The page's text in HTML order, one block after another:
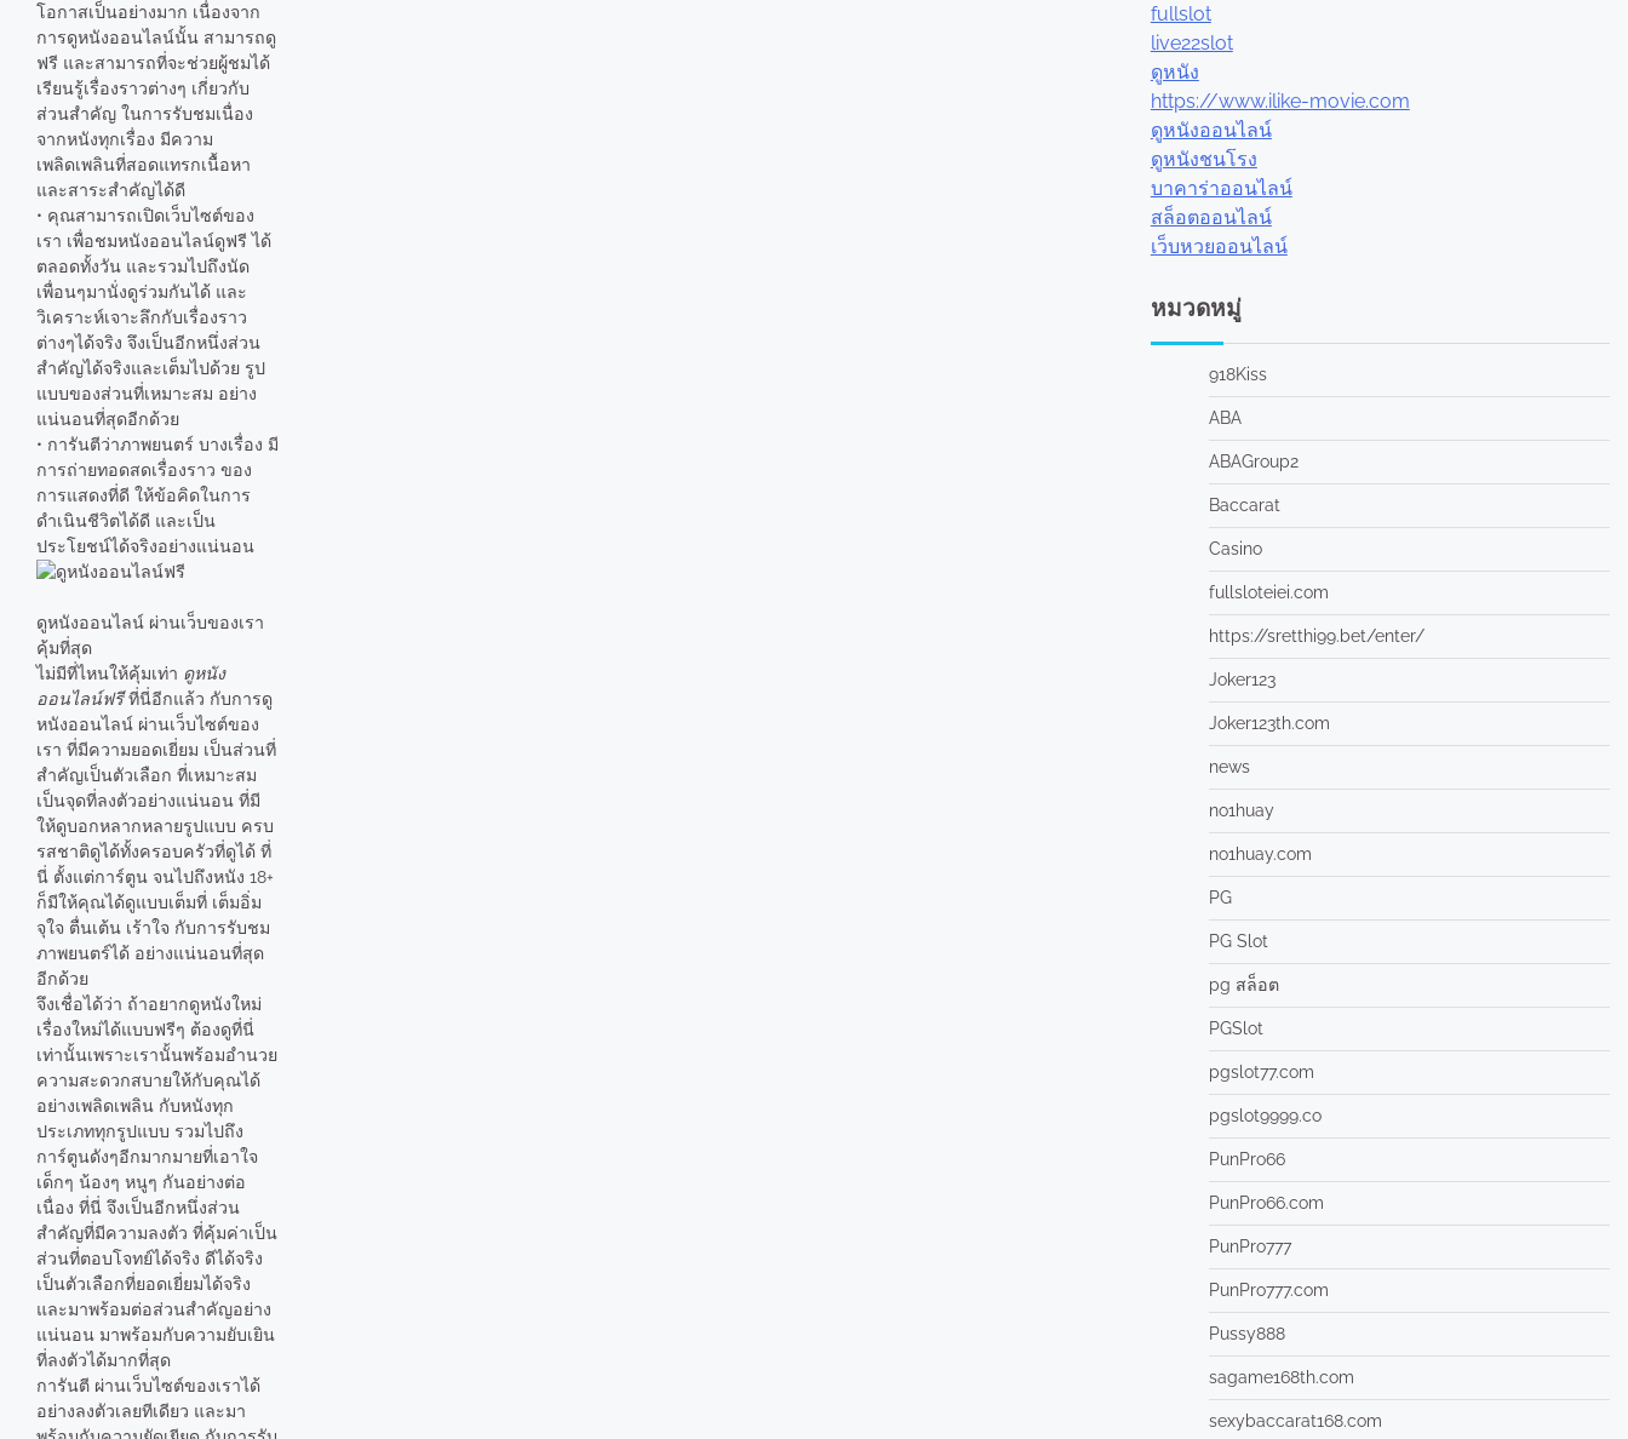
โอกาสเป็นอย่างมาก เนื่องจาก
การดูหนังออนไลน์นั้น สามารถดู
ฟรี และสามารถที่จะช่วยผู้ชมได้
เรียนรู้เรื่องราวต่างๆ เกี่ยวกับ
ส่วนสำคัญ ในการรับชมเนื่อง
จากหนังทุกเรื่อง มีความ
เพลิดเพลินที่สอดแทรกเนื้อหา
และสาระสำคัญได้ดี
• คุณสามารถเปิดเว็บไซต์ของ
เรา เพื่อชมหนังออนไลน์ดูฟรี ได้
ตลอดทั้งวัน และรวมไปถึงนัด
เพื่อนๆมานั่งดูร่วมกันได้ และ
วิเคราะห์เจาะลึกกับเรื่องราว
ต่างๆได้จริง จึงเป็นอีกหนึ่งส่วน
สำคัญได้จริงและเต็มไปด้วย รูป
แบบของส่วนที่เหมาะสม อย่าง
แน่นอนที่สุดอีกด้วย
• การันตีว่าภาพยนตร์ บางเรื่อง มี
การถ่ายทอดสดเรื่องราว ของ
การแสดงที่ดี ให้ข้อคิดในการ
ดำเนินชีวิตได้ดี และเป็น
ประโยชน์ได้จริงอย่างแน่นอน
ดูหนังออนไลน์ ผ่านเว็บของเรา
คุ้มที่สุด
ไม่มีที่ไหนให้คุ้มเท่า ดูหนัง
ออนไลน์ฟรีที่นี่อีกแล้ว กับการดู
หนังออนไลน์ ผ่านเว็บไซต์ของ
เรา ที่มีความยอดเยี่ยม เป็นส่วนที่
สำคัญเป็นตัวเลือก ที่เหมาะสม
เป็นจุดที่ลงตัวอย่างแน่นอน ที่มี
ให้ดูบอกหลากหลายรูปแบบ ครบ
รสชาติดูได้ทั้งครอบครัวที่ดูได้ ที่
นี่ ตั้งแต่การ์ตูน จนไปถึงหนัง 18+
ก็มีให้คุณได้ดูแบบเต็มที่ เต็มอิ่ม
จุใจ ตื่นเต้น เร้าใจ กับการรับชม
ภาพยนตร์ได้ อย่างแน่นอนที่สุด
อีกด้วย
จึงเชื่อได้ว่า ถ้าอยากดูหนังใหม่
เรื่องใหม่ได้แบบฟรีๆ ต้องดูที่นี่
เท่านั้นเพราะเรานั้นพร้อมอำนวย
ความสะดวกสบายให้กับคุณได้
อย่างเพลิดเพลิน กับหนังทุก
ประเภททุกรูปแบบ รวมไปถึง
การ์ตูนดังๆอีกมากมายที่เอาใจ
เด็กๆ น้องๆ หนูๆ กันอย่างต่อ
เนื่อง ที่นี่ จึงเป็นอีกหนึ่งส่วน
สำคัญที่มีความลงตัว ที่คุ้มค่าเป็น
ส่วนที่ตอบโจทย์ได้จริง ดีได้จริง
เป็นตัวเลือกที่ยอดเยี่ยมได้จริง
และมาพร้อมต่อส่วนสำคัญอย่าง
แน่นอน มาพร้อมกับความยับเยิน
ที่ลงตัวได้มากที่สุด
การันตี ผ่านเว็บไซต์ของเราได้
อย่างลงตัวเลยทีเดียว และมา
fullslot
live22slot
ดูหนัง
https://www.ilike-movie.com
ดูหนังออนไลน์
ดูหนังชนโรง
บาคาร่าออนไลน์
สล็อตออนไลน์
เว็บหวยออนไลน์
หมวดหมู่
918Kiss
ABA
ABAGroup2
Baccarat
Casino
fullsloteiei.com
https://sretthi99.bet/enter/
Joker123
Joker123th.com
news
no1huay
no1huay.com
PG
PG Slot
pg สล็อต
PGSlot
pgslot77.com
pgslot9999.co
PunPro66
PunPro66.com
PunPro777
PunPro777.com
Pussy888
sagame168th.com
sexybaccarat168.com